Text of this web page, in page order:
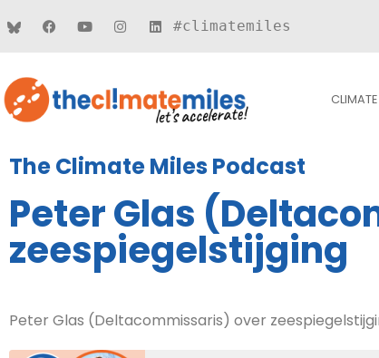
#climatemiles
The Climate Miles Podcast
Peter Glas
zeespiegelstijging
Peter Glas (Deltacommissaris) over